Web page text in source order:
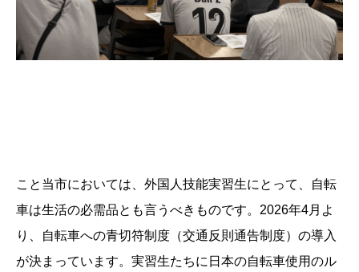
こと当市においては、外国人技能実習生にとって、自転
車は生活の必需品とも言うべきものです。2026年4月よ
り、自転車への青切符制度（交通反則通告制度）の導入
が決まっています。実習生たちに日本の自転車使用のル